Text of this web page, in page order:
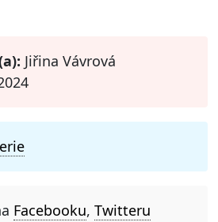
Jiřina Vávrová
Facebooku, Twitteru